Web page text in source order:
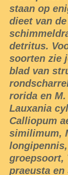
staan op
dieet van
detritus.
soorten zie
blad van
rorida en
Lauxania
Calliopum
similimum,
groepsoort,
praeusta en